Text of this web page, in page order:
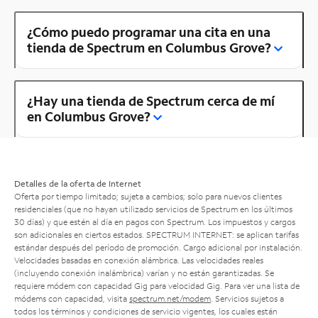
¿Cómo puedo programar una cita en una
tienda de Spectrum en Columbus Grove?
¿Hay una tienda de Spectrum cerca de mí
en Columbus Grove?
Detalles de la oferta de Internet
Oferta por tiempo limitado; sujeta a cambios; solo para nuevos clientes
residenciales (que no hayan utilizado servicios de Spectrum en los últimos
30 días) y que estén al día en pagos con Spectrum. Los impuestos y cargos
son adicionales en ciertos estados. SPECTRUM INTERNET: se aplican tarifas
estándar después del período de promoción. Cargo adicional por instalación.
Velocidades basadas en conexión alámbrica. Las velocidades reales
(incluyendo conexión inalámbrica) varían y no están garantizadas. Se
requiere módem con capacidad Gig para velocidad Gig. Para ver una lista de
módems con capacidad, visita spectrum.net/modem . Servicios sujetos a
todos los términos y condiciones de servicio vigentes, los cuales están